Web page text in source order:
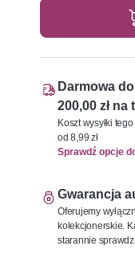
Darmowa
200,00 zł
Koszt wysyłki
od 8,99 zł
Sprawdź opcje
Gwarancja
Oferujemy
kolekcjonerskie.
starannie